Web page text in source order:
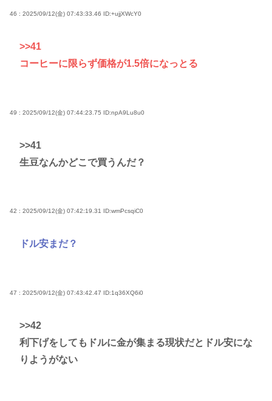
46 : 2025/09/12(金) 07:43:33.46 ID:+ujjXWcY0
>>41
コーヒーに限らず価格が1.5倍になっとる
49 : 2025/09/12(金) 07:44:23.75 ID:npA9Lu8u0
>>41
生豆なんかどこで買うんだ？
42 : 2025/09/12(金) 07:42:19.31 ID:wmPcsqiC0
ドル安まだ？
47 : 2025/09/12(金) 07:43:42.47 ID:1q36XQ6i0
>>42
利下げをしてもドルに金が集まる現状だとドル安にな
りようがない